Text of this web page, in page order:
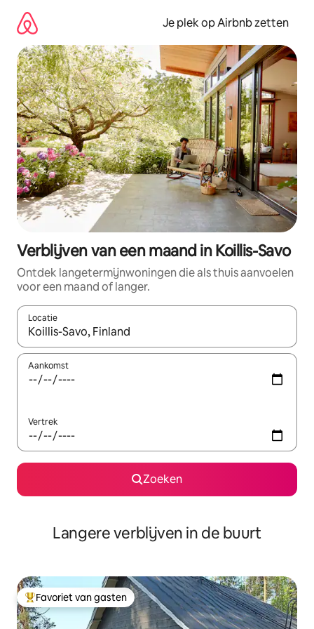
direct
naar
inhoud
Je plek op Airbnb zetten
Verblijven van een maand in Koillis-Savo
Ontdek langetermijnwoningen die als thuis aanvoelen
voor een maand of langer.
Locatie
Wanneer er resultaten beschikbaar zijn, maak je een keuze
Aankomst
Vertrek
Zoeken
Langere verblijven in de buurt
Topfavoriet van gasten
Favoriet van gasten